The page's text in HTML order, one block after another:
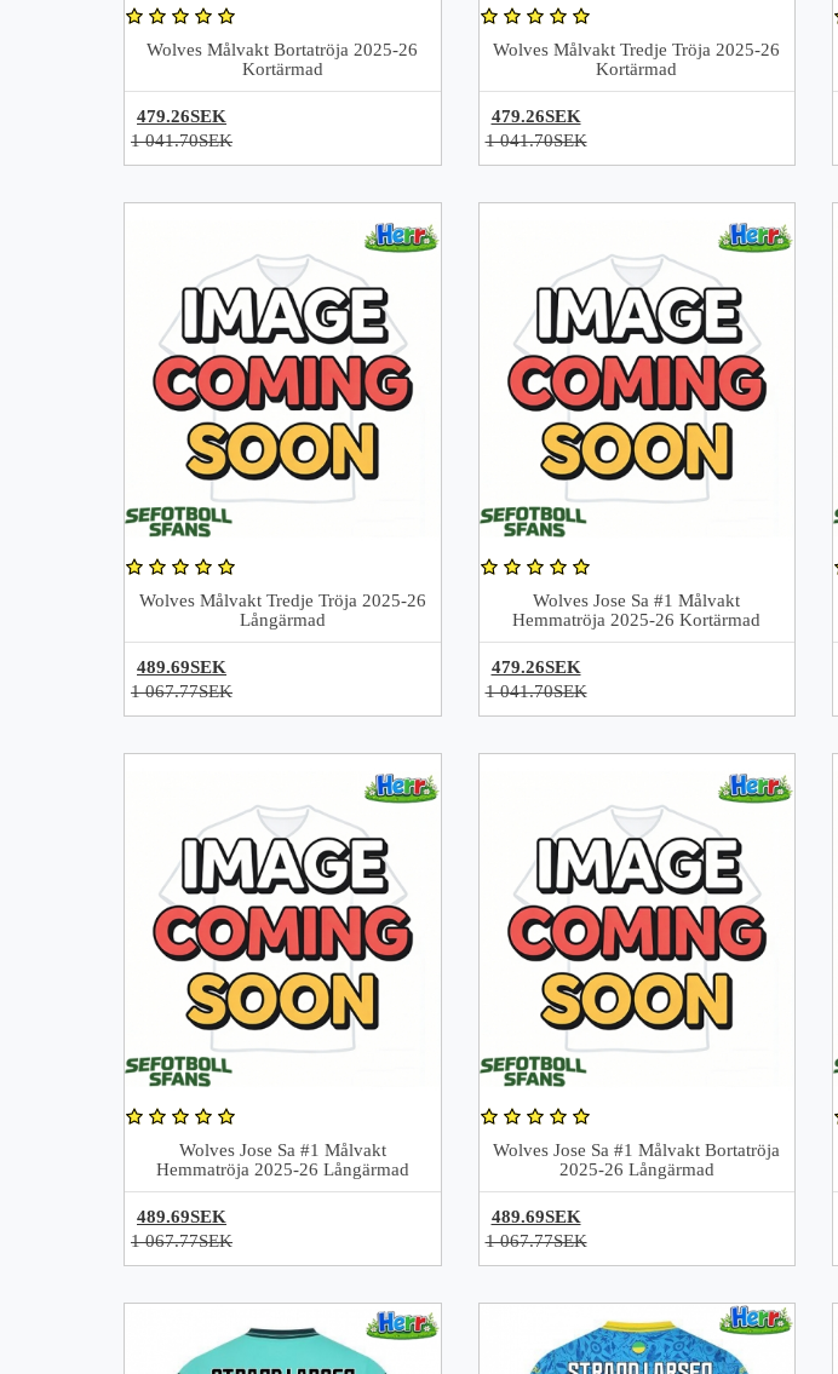
Wolves Målvakt Bortatröja 2025-26
Kortärmad
479.26SEK
1 041.70SEK
Wolves Målvakt Tredje Tröja 2025-26
Kortärmad
479.26SEK
1 041.70SEK
Wolves Målvakt Tredje Tröja 2025-26
Långärmad
489.69SEK
1 067.77SEK
Wolves Jose Sa #1 Målvakt
Hemmatröja 2025-26 Kortärmad
479.26SEK
1 041.70SEK
Wolves Jose Sa #1 Målvakt
Hemmatröja 2025-26 Långärmad
489.69SEK
1 067.77SEK
Wolves Jose Sa #1 Målvakt Bortatröja
2025-26 Långärmad
489.69SEK
1 067.77SEK